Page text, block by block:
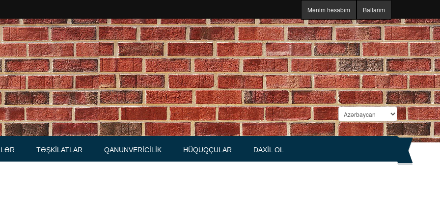
Mənim hesabım Ballarım
qaydalar
TƏŞKILATLAR
Məhkəmələr
Notariuslar
Prokurorluqlar
Vəkil qurumları
QANUNVERICILIK HÜQUQÇULAR DAXIL OL